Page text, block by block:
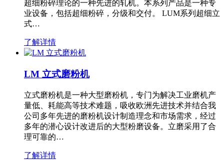
超细粉碎理论的一种先进的轧机。本系列产品是一种专
业设备，包括超细粉碎，分级和交付。 LUM系列超细立
式…
了解详情
LM 立式磨粉机
立式磨粉机是一种大型磨粉机，专门为解决工业磨机产
量低、耗能高等技术难题，吸收欧洲先进技术并结合我
公司多年先进的磨粉机设计制造理念和市场需求，经过
多年的潜心设计改进后的大型粉磨设备。立磨采用了合
理可靠的…
了解详情